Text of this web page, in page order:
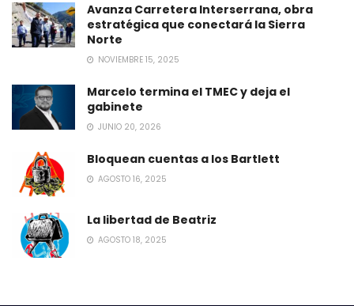
Avanza Carretera Interserrana, obra
estratégica que conectará la Sierra
Norte
NOVIEMBRE 15, 2025
Marcelo termina el TMEC y deja el
gabinete
JUNIO 20, 2026
Bloquean cuentas a los Bartlett
AGOSTO 16, 2025
La libertad de Beatriz
AGOSTO 18, 2025